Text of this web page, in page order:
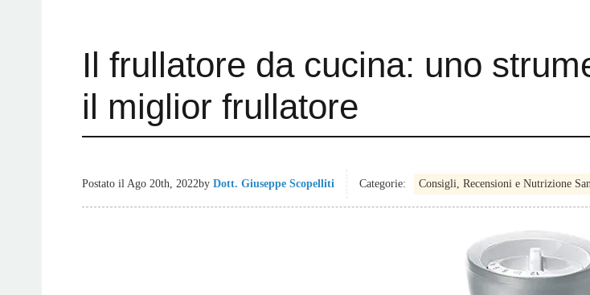
Il frullatore da cucina: uno
il miglior frullatore
Postato il Ago 20th, 2022by Dott. Giuseppe Scopelliti Categorie: Consigli, Recensioni e Nutrizione